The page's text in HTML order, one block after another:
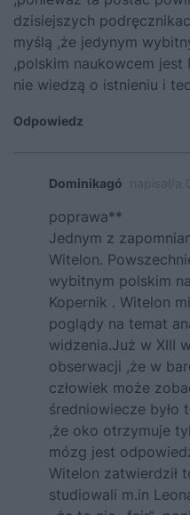
dzisiejszych
myślą ,że jedynym
,polskim naukowcem jest
nie wiedzą o istnieniu i
Odpowiedz
Dominikagó
poprawa**
Jednym z
Witelon.
wybitnym polskim
Kopernik . Witelon
poglądy na temat
widzenia.Już w XIII
obserwacji ,że w
człowiek może
średniowiecze było
,że oko otrzymuje
mózg jest
Witelon zatwierdził
studiowali m.in